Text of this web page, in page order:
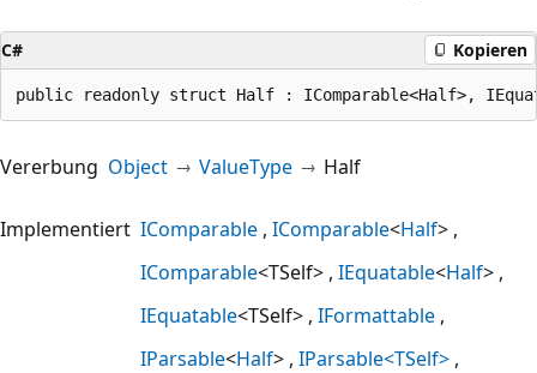
C# Kopieren
public readonly struct Half : IComparable<Half>,
Vererbung Object ValueType Half
Implementiert IComparable IComparable<Half>
IComparable<TSelf> IEquatable<Half>
IEquatable<TSelf> IFormattable
IParsable<Half> IParsable<TSelf>